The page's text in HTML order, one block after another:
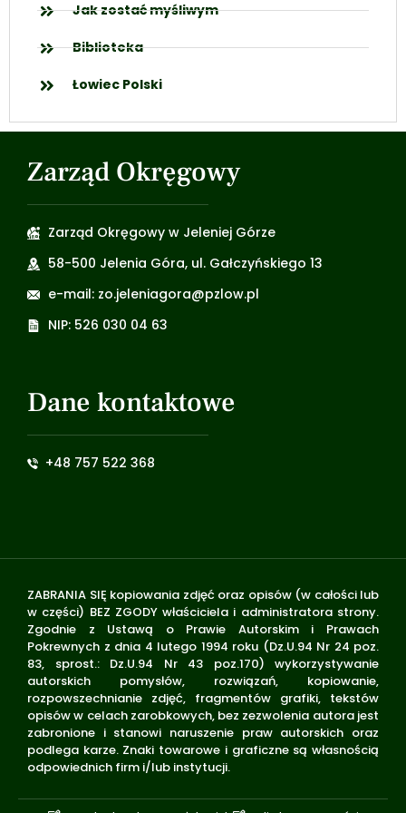
Jak zostać myśliwym
Biblioteka
Łowiec Polski
Zarząd Okręgowy
Zarząd Okręgowy w Jeleniej Górze
58-500 Jelenia Góra, ul. Gałczyńskiego 13
e-mail: zo.jeleniagora@pzlow.pl
NIP: 526 030 04 63
Dane kontaktowe
+48 757 522 368
ZABRANIA SIĘ kopiowania zdjęć oraz opisów (w całości lub
w części) BEZ ZGODY właściciela i administratora strony.
Zgodnie z Ustawą o Prawie Autorskim i Prawach
Pokrewnych z dnia 4 lutego 1994 roku (Dz.U.94 Nr 24 poz.
83, sprost.: Dz.U.94 Nr 43 poz.170) wykorzystywanie
autorskich pomysłów, rozwiązań, kopiowanie,
rozpowszechnianie zdjęć, fragmentów grafiki, tekstów
opisów w celach zarobkowych, bez zezwolenia autora jest
zabronione i stanowi naruszenie praw autorskich oraz
podlega karze. Znaki towarowe i graficzne są własnością
odpowiednich firm i/lub instytucji.